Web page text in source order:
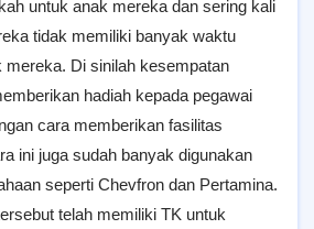
untuk anak mereka dan sering kali
tidak memiliki banyak waktu
mereka. Di sinilah kesempatan
hadiah kepada pegawai
cara memberikan fasilitas
ini juga sudah banyak digunakan
seperti Chevfron dan Pertamina.
telah memiliki TK untuk